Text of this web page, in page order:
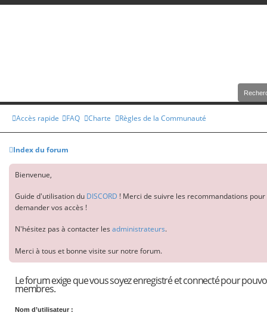
Accès rapide FAQ Charte Règles de la Communauté
Index du forum
Bienvenue,
Guide d'utilisation du DISCORD ! Merci de suivre les recommandations
demander vos accès !
N'hésitez pas à contacter les administrateurs.
Merci à tous et bonne visite sur notre forum.
Le forum exige que vous soyez enregistré et connecté pour
membres.
Nom d’utilisateur :